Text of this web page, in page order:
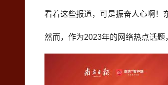
看着这些报道，可是振奋人心啊！
然而，作为2023年的网络热点话题